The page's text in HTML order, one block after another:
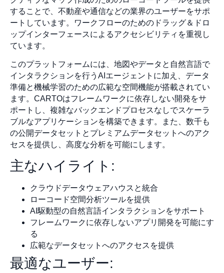
することで、不動産や通信などの業界のユーザーをサポ
ートしています。ワークフローのためのドラッグ＆ドロ
ップインターフェースによるアクセシビリティを重視し
ています。
このプラットフォームには、地図やデータと自然言語で
インタラクションを行うAIエージェントに加え、データ
準備と機械学習のための広範な空間機能が搭載されてい
ます。CARTOはフレームワークに依存しない開発をサ
ポートし、複雑なバックエンドプロセスなしでスケーラ
ブルなアプリケーションを構築できます。また、数千も
の公開データセットとプレミアムデータセットへのアク
セスを提供し、高度な分析を可能にします。
主なハイライト:
クラウドデータウェアハウスと統合
ローコード空間分析ツールを提供
AI駆動型の自然言語インタラクションをサポート
フレームワークに依存しないアプリ開発を可能にす
る
広範なデータセットへのアクセスを提供
最適なユーザー: